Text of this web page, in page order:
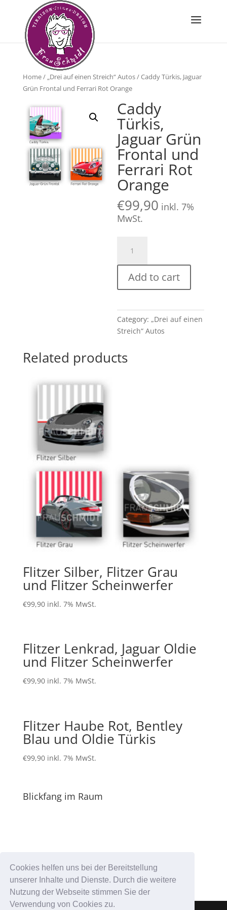
Cookies helfen uns bei der Bereitstellung
unserer Inhalte und Dienste. Durch die weitere
Nutzung der Webseite stimmen Sie der
Verwendung von Cookies zu.
Home/ „Drei auf einen Streich“ Autos/ Caddy Türkis, Jaguar
Grün Frontal und Ferrari Rot Orange
Caddy
Türkis,
Jaguar Grün
Frontal und
Ferrari Rot
Orange
€99,90 inkl. 7%
MwSt.
Türkis,
Jaguar
Grün
Frontal
Ferrari
Rot
Orange
Add to cart
Category:„Drei auf einen
Streich“ Autos
Related products
Flitzer Silber, Flitzer Grau
und Flitzer Scheinwerfer
€99,90 inkl. 7% MwSt.
Flitzer Lenkrad, Jaguar Oldie
und Flitzer Scheinwerfer
€99,90 inkl. 7% MwSt.
Flitzer Haube Rot, Bentley
Blau und Oldie Türkis
€99,90 inkl. 7% MwSt.
Blickfang im Raum